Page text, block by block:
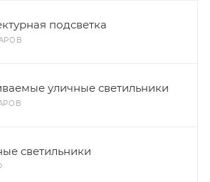
подсветка
уличные светильники
светильники